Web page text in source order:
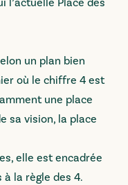
l’actuelle Place des
un plan bien
où le chiffre 4 est
une place
sa vision, la place
elle est encadrée
la règle des 4.